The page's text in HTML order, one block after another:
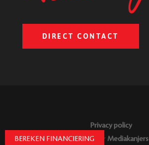
BEREKEN FINANCIERING
DIRECT CONTACT
Privacy policy
Gerealiseerd door Mediakanjers